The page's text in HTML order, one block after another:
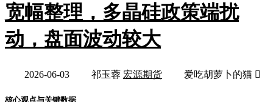
宽幅整理，多晶硅政策端扰
动，盘面波动较大
2026-06-03 祁玉蓉 宏源期货 爱吃胡萝卜的猫 
核心观点与关键数据